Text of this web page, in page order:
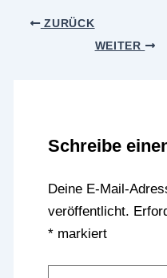
ZURÜCK
WEITER
Schreibe
Deine E-Mail-
veröffentlicht.
*markiert